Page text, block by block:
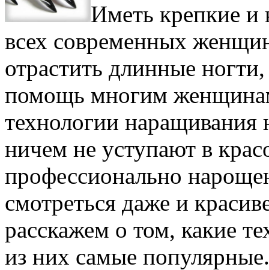
Иметь крепкие и
всех современных
отрастить длинные
помощь многим
технологии
ничем не уступают в
профессионально
смотреться даже и
расскажем о том, какие
из них самые популярные.